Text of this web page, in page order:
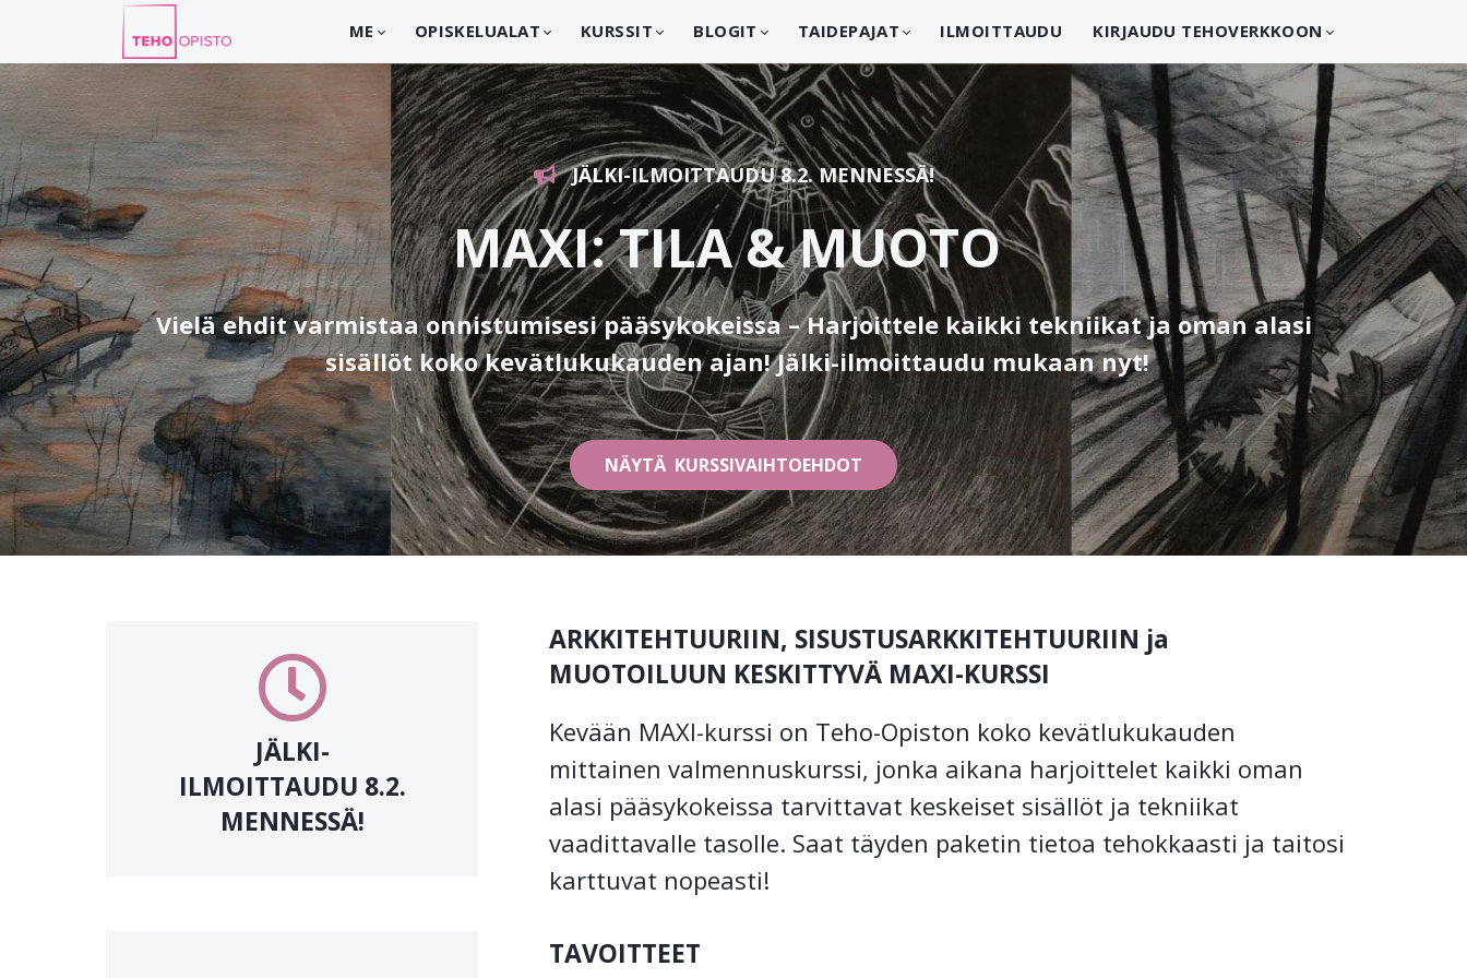
ME OPISKELUALAT KURSSIT BLOGIT TAIDEPAJAT ILMOITTAUDU KIRJAUDU TEHOVERKKOON
JÄLKI-ILMOITTAUDU 8.2. MENNESSÄ!
MAXI: TILA & MUOTO
Vielä ehdit varmistaa onnistumisesi pääsykokeissa – Harjoittele kaikki tekniikat ja oman alasi
sisällöt koko kevätlukukauden ajan! Jälki-ilmoittaudu mukaan nyt!
NÄYTÄ KURSSIVAIHTOEHDOT
JÄLKI-
ILMOITTAUDU 8.2.
MENNESSÄ!
ARKKITEHTUURIIN, SISUSTUSARKKITEHTUURIIN ja
MUOTOILUUN KESKITTYVÄ MAXI-KURSSI
Kevään MAXI-kurssi on Teho-Opiston koko kevätlukukauden
mittainen valmennuskurssi, jonka aikana harjoittelet kaikki oman
alasi pääsykokeissa tarvittavat keskeiset sisällöt ja tekniikat
vaadittavalle tasolle. Saat täyden paketin tietoa tehokkaasti ja taitosi
karttuvat nopeasti!
TAVOITTEET